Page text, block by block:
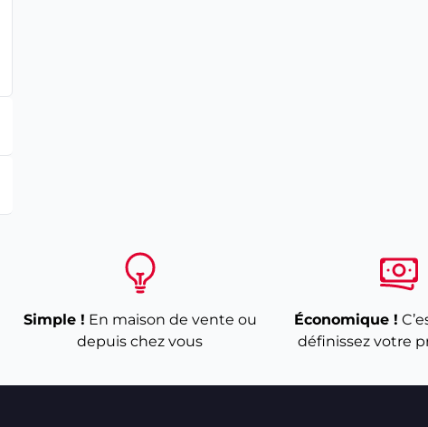
Simple ! En maison de vente ou
depuis chez vous
Économique !
définissez votre